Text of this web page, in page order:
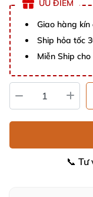
ƯU ĐIỂM
Giao hàng
Ship hỏa tốc
Miễn Ship
📞 Tư